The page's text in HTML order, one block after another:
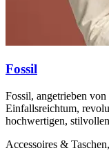
Fossil
Fossil, angetrieben
Einfallsreichtum,
hochwertigen,
Accessoires &